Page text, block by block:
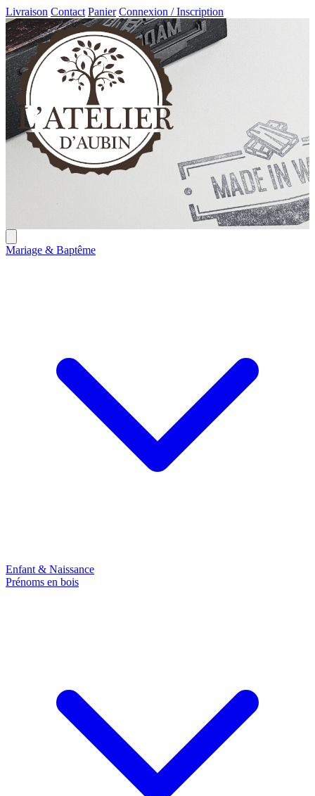
Livraison Contact Panier Connexion / Inscription
Mariage & Baptême
Enfant & Naissance
Prénoms en bois